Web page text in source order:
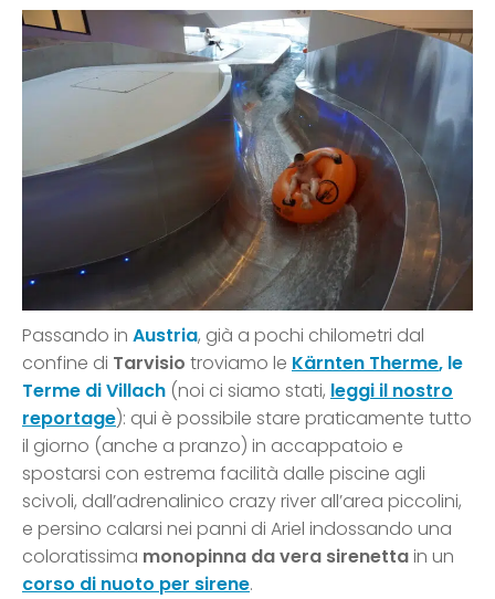
Passando in Austria, già a pochi chilometri dal
confine di Tarvisio troviamo le Kärnten Therme, le
Terme di Villach (noi ci siamo stati, leggi il nostro
reportage): qui è possibile stare praticamente tutto
il giorno (anche a pranzo) in accappatoio e
spostarsi con estrema facilità dalle piscine agli
scivoli, dall’adrenalinico crazy river all’area piccolini,
e persino calarsi nei panni di Ariel indossando una
coloratissima monopinna da vera sirenettain un
corso di nuoto per sirene.